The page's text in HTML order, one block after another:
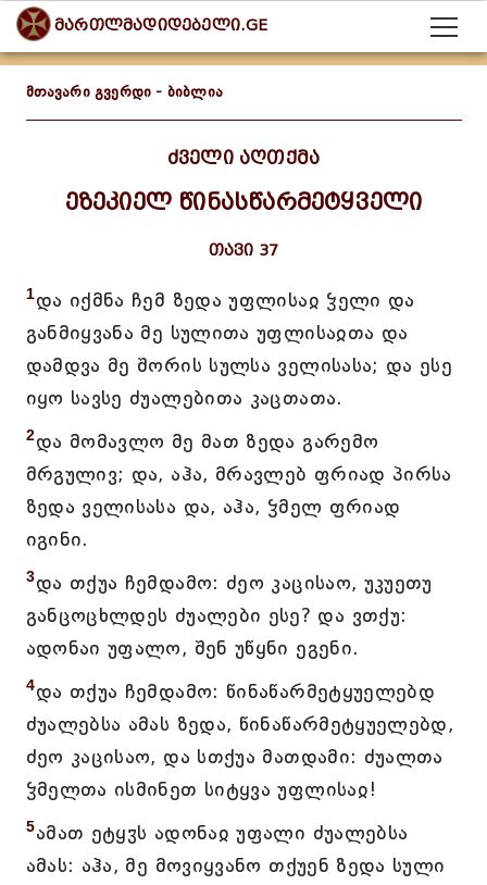
მართლმადიდებელი.GE
მთავარი გვერდი - ბიბლია
ძველი აღთქმა
ეზეკიელ წინასწარმეტყველი
თავი 37
1და იქმნა ჩემ ზედა უფლისაჲ ჴელი და
განმიყვანა მე სულითა უფლისაჲთა და
დამდვა მე შორის სულსა ველისასა; და ესე
იყო სავსე ძუალებითა კაცთათა.
2და მომავლო მე მათ ზედა გარემო
მრგულივ; და, აჰა, მრავლებ ფრიად პირსა
ზედა ველისასა და, აჰა, ჴმელ ფრიად
იგინი.
3და თქუა ჩემდამო: ძეო კაცისაო, უკუეთუ
განცოცხლდეს ძუალები ესე? და ვთქუ:
ადონაი უფალო, შენ უწყნი ეგენი.
4და თქუა ჩემდამო: წინაწარმეტყუელებდ
ძუალებსა ამას ზედა, წინაწარმეტყუელებდ,
ძეო კაცისაო, და სთქუა მათდამი: ძუალთა
ჴმელთა ისმინეთ სიტყვა უფლისაჲ!
5ამათ ეტყჳს ადონაჲ უფალი ძუალებსა
ამას: აჰა, მე მოვიყვანო თქუენ ზედა სული